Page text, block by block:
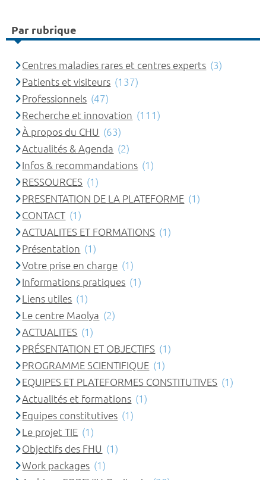
Par rubrique
Centres maladies rares et centres experts (3)
Patients et visiteurs (137)
Professionnels (47)
Recherche et innovation (111)
À propos du CHU (63)
Actualités & Agenda (2)
Infos & recommandations (1)
RESSOURCES (1)
PRESENTATION DE LA PLATEFORME (1)
CONTACT (1)
ACTUALITES ET FORMATIONS (1)
Présentation (1)
Votre prise en charge (1)
Informations pratiques (1)
Liens utiles (1)
Le centre Maolya (2)
ACTUALITES (1)
PRÉSENTATION ET OBJECTIFS (1)
PROGRAMME SCIENTIFIQUE (1)
EQUIPES ET PLATEFORMES CONSTITUTIVES (1)
Actualités et formations (1)
Equipes constitutives (1)
Le projet TIE (1)
Objectifs des FHU (1)
Work packages (1)